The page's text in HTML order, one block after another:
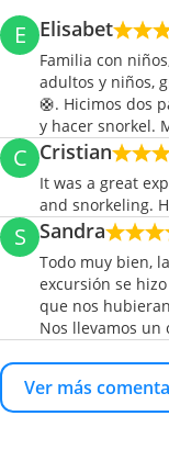
E Elisabet
Familia con
adultos y niños,
🛟. Hicimos dos
y hacer snorkel.
C Cristian
It was a great
and snorkeling.
S Sandra
Todo muy bien,
excursión se
que nos
Nos llevamos un
Ver más